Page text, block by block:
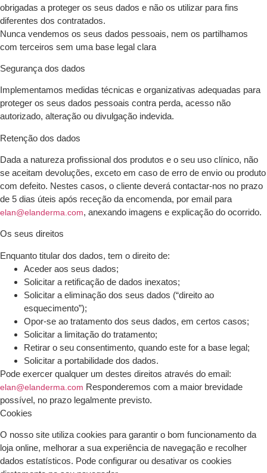
obrigadas a proteger os seus dados e não os utilizar para fins
diferentes dos contratados.
Nunca vendemos os seus dados pessoais, nem os partilhamos
com terceiros sem uma base legal clara
Segurança dos dados
Implementamos medidas técnicas e organizativas adequadas para
proteger os seus dados pessoais contra perda, acesso não
autorizado, alteração ou divulgação indevida.
Retenção dos dados
Dada a natureza profissional dos produtos e o seu uso clínico, não
se aceitam devoluções, exceto em caso de erro de envio ou produto
com defeito. Nestes casos, o cliente deverá contactar-nos no prazo
de 5 dias úteis após receção da encomenda, por email para
elan@elanderma.com, anexando imagens e explicação do ocorrido.
Os seus direitos
Enquanto titular dos dados, tem o direito de:
Aceder aos seus dados;
Solicitar a retificação de dados inexatos;
Solicitar a eliminação dos seus dados (“direito ao
esquecimento”);
Opor-se ao tratamento dos seus dados, em certos casos;
Solicitar a limitação do tratamento;
Retirar o seu consentimento, quando este for a base legal;
Solicitar a portabilidade dos dados.
Pode exercer qualquer um destes direitos através do email:
elan@elanderma.com Responderemos com a maior brevidade
possível, no prazo legalmente previsto.
Cookies
O nosso site utiliza cookies para garantir o bom funcionamento da
loja online, melhorar a sua experiência de navegação e recolher
dados estatísticos. Pode configurar ou desativar os cookies